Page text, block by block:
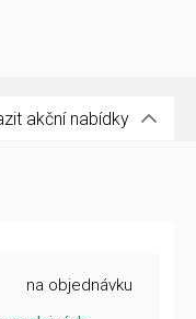
akční nabídky
na objednávku